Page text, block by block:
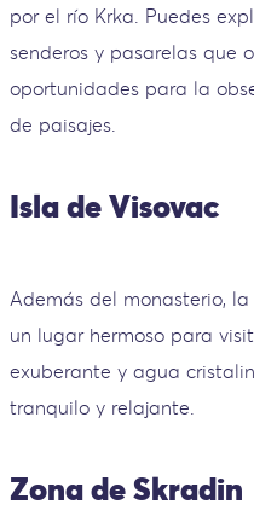
por el río Krka. Puedes
senderos y pasarelas que
oportunidades para la
de paisajes.
Isla de Visovac
Además del monasterio,
un lugar hermoso para
exuberante y agua
tranquilo y relajante.
Zona de Skradin